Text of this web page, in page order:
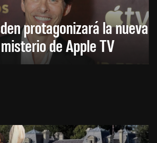
protagonizará la nueva
de Apple TV